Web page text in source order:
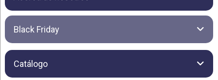
Importadora ROCHA es una empresa líder e innovadora en el
rubro de la importación de tecnología médica y científica de
última generación. Comprometida con la excelencia y la
calidad, su misión es poner al alcance de la población
boliviana equipos modernos y confiables que mejoren el
Black Friday
Catálogo